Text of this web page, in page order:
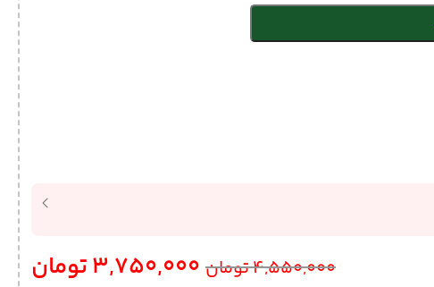
4,550,000تومان 3,750,000تومان